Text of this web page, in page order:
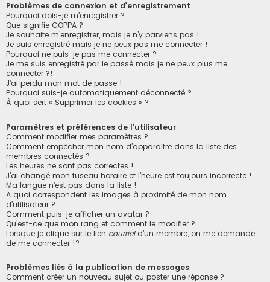
Problèmes de connexion et d’enregistrement
Pourquoi dois-je m’enregistrer ?
Que signifie COPPA ?
Je souhaite m’enregistrer, mais je n’y parviens pas !
Je suis enregistré mais je ne peux pas me connecter !
Pourquoi ne puis-je pas me connecter ?
Je me suis enregistré par le passé mais je ne peux plus me
connecter ?!
J’ai perdu mon mot de passe !
Pourquoi suis-je automatiquement déconnecté ?
À quoi sert « Supprimer les cookies » ?
Paramètres et préférences de l’utilisateur
Comment modifier mes paramètres ?
Comment empêcher mon nom d’apparaître dans la liste des
membres connectés ?
Les heures ne sont pas correctes !
J’ai changé mon fuseau horaire et l’heure est toujours incorrecte !
Ma langue n’est pas dans la liste !
A quoi correspondent les images à proximité de mon nom
d’utilisateur ?
Comment puis-je afficher un avatar ?
Qu’est-ce que mon rang et comment le modifier ?
Lorsque je clique sur le lien courrield’un membre, on me demande
de me connecter !?
Problèmes liés à la publication de messages
Comment créer un nouveau sujet ou poster une réponse ?